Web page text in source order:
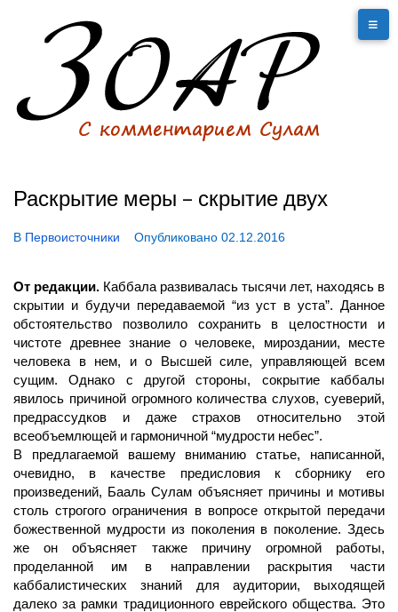
Раскрытие меры – скрытие двух
В Первоисточники Опубликовано 02.12.2016
От редакции. Каббала развивалась тысячи лет, находясь в
скрытии и будучи передаваемой “из уст в уста”. Данное
обстоятельство позволило сохранить в целостности и
чистоте древнее знание о человеке, мироздании, месте
человека в нем, и о Высшей силе, управляющей всем
сущим. Однако с другой стороны, сокрытие каббалы
явилось причиной огромного количества слухов, суеверий,
предрассудков и даже страхов относительно этой
всеобъемлющей и гармоничной “мудрости небес”.
В предлагаемой вашему вниманию статье, написанной,
очевидно, в качестве предисловия к сборнику его
произведений, Бааль Сулам объясняет причины и мотивы
столь строгого ограничения в вопросе открытой передачи
божественной мудрости из поколения в поколение. Здесь
же он объясняет также причину огромной работы,
проделанной им в направлении раскрытия части
каббалистических знаний для аудитории, выходящей
далеко за рамки традиционного еврейского общества. Это